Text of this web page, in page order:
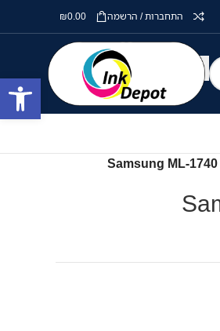
התחברות / הרשמה ₪0.00
פתח